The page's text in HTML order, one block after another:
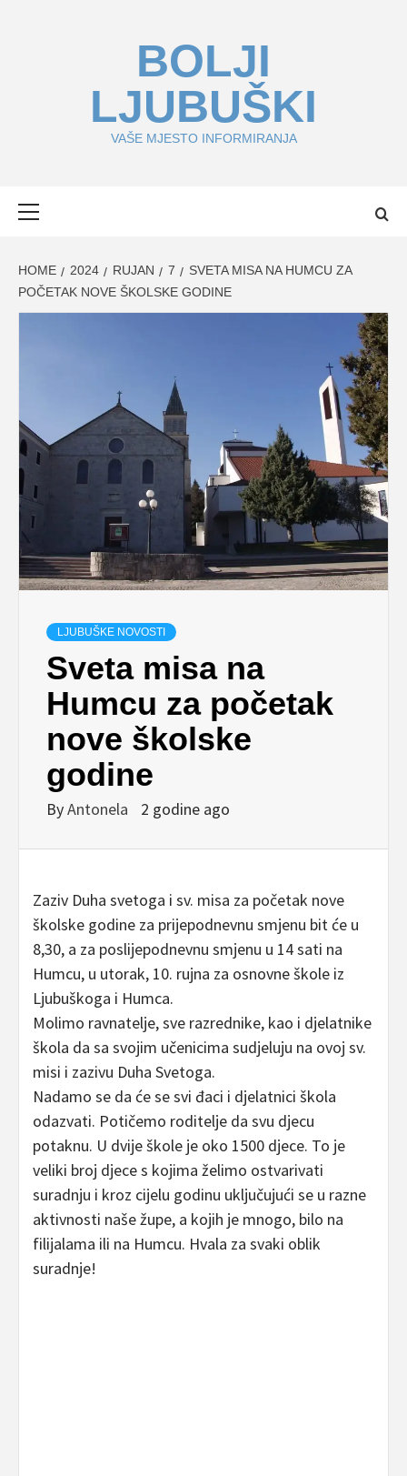
BOLJI
LJUBUŠKI
VAŠE MJESTO INFORMIRANJA
HOME 2024 RUJAN 7
SVETA MISA NA HUMCU ZA
POČETAK NOVE ŠKOLSKE GODINE
LJUBUŠKE NOVOSTI
Sveta misa na
Humcu za početak
nove školske
godine
ByAntonela 2 godine ago
Zaziv Duha svetoga i sv. misa za početak nove
školske godine za prijepodnevnu smjenu bit će u
8,30, a za poslijepodnevnu smjenu u 14 sati na
Humcu, u utorak, 10. rujna za osnovne škole iz
Ljubuškoga i Humca.
Molimo ravnatelje, sve razrednike, kao i djelatnike
škola da sa svojim učenicima sudjeluju na ovoj sv.
misi i zazivu Duha Svetoga.
Nadamo se da će se svi đaci i djelatnici škola
odazvati. Potičemo roditelje da svu djecu
potaknu. U dvije škole je oko 1500 djece. To je
veliki broj djece s kojima želimo ostvarivati
suradnju i kroz cijelu godinu uključujući se u razne
aktivnosti naše župe, a kojih je mnogo, bilo na
filijalama ili na Humcu. Hvala za svaki oblik
suradnje!